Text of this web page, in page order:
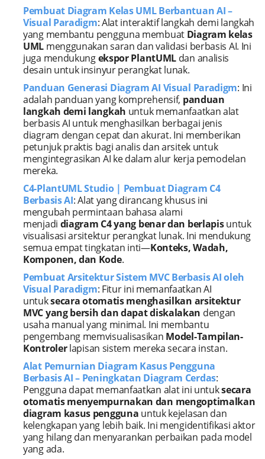
Pembuat Diagram Kelas UML Berbantuan AI –
Visual Paradigm: Alat interaktif langkah demi langkah
yang membantu pengguna membuat Diagram kelas
UML menggunakan saran dan validasi berbasis AI. Ini
juga mendukungekspor PlantUML dan analisis
desain untuk insinyur perangkat lunak.
Panduan Generasi Diagram AI Visual Paradigm: Ini
adalah panduan yang komprehensif, panduan
langkah demi langkah untuk memanfaatkan alat
berbasis AI untuk menghasilkan berbagai jenis
diagram dengan cepat dan akurat. Ini memberikan
petunjuk praktis bagi analis dan arsitek untuk
mengintegrasikan AI ke dalam alur kerja pemodelan
mereka.
C4-PlantUML Studio | Pembuat Diagram C4
Berbasis AI: Alat yang dirancang khusus ini
mengubah permintaan bahasa alami
menjadi diagram C4 yang benar dan berlapis untuk
visualisasi arsitektur perangkat lunak. Ini mendukung
semua empat tingkatan inti—Konteks, Wadah,
Komponen, dan Kode.
Pembuat Arsitektur Sistem MVC Berbasis AI oleh
Visual Paradigm: Fitur ini memanfaatkan AI
untuksecara otomatis menghasilkan arsitektur
MVC yang bersih dan dapat diskalakan dengan
usaha manual yang minimal. Ini membantu
pengembang memvisualisasikan Model-Tampilan-
Kontroler lapisan sistem mereka secara instan.
Alat Pemurnian Diagram Kasus Pengguna
Berbasis AI – Peningkatan Diagram Cerdas:
Pengguna dapat memanfaatkan alat ini untuksecara
otomatis menyempurnakan dan mengoptimalkan
diagram kasus pengguna untuk kejelasan dan
kelengkapan yang lebih baik. Ini mengidentifikasi aktor
yang hilang dan menyarankan perbaikan pada model
yang ada.